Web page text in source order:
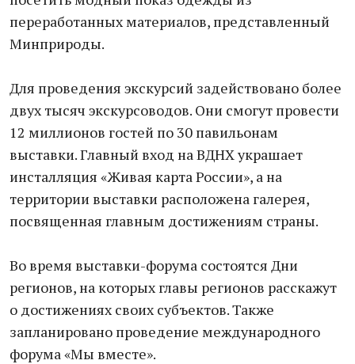
переработанных материалов, представленный
Минприроды.
Для проведения экскурсий задействовано более
двух тысяч экскурсоводов. Они смогут провести
12 миллионов гостей по 30 павильонам
выставки. Главный вход на ВДНХ украшает
инсталляция «Живая карта России», а на
территории выставки расположена галерея,
посвященная главным достижениям страны.
Во время выставки-форума состоятся Дни
регионов, на которых главы регионов расскажут
о достижениях своих субъектов. Также
запланировано проведение международного
форума «Мы вместе».